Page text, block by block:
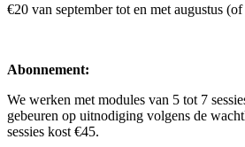
€20 van september tot en met augustus
Abonnement:
We werken met modules van 5 tot 7
gebeuren op uitnodiging volgens de
sessies kost €45.